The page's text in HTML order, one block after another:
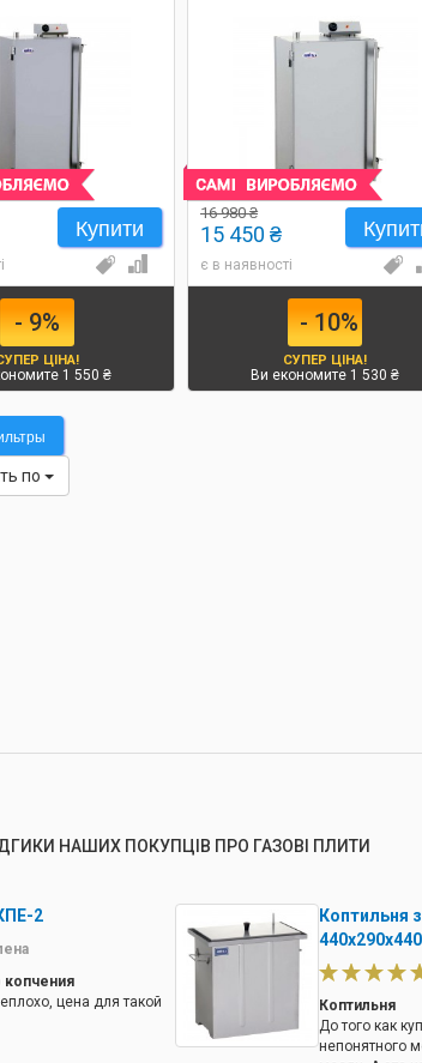
Купити
- 9%
ЦІНА!
1 550 ₴
16 980 ₴
15 450 ₴
є в наявності
- 10%
СУПЕР ЦІНА!
Ви економите 1 530 ₴
по
НАШИХ ПОКУПЦІВ ПРО ГАЗОВІ ПЛИТИ
2
копчения
цена для такой
Коптильня
440х290х440
Коптильня
До того как
непонятного